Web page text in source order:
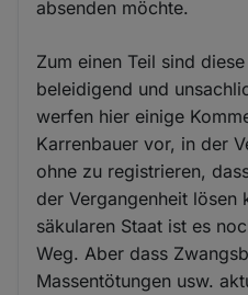
absenden möchte.
Zum einen Teil sind
beleidigend und
werfen hier einige
Karrenbauer vor, in der
ohne zu registrieren,
der Vergangenheit lösen
säkularen Staat ist es
Weg. Aber dass
Massentötungen usw.